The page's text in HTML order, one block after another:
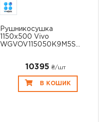
Рушникосушка
1150х500 Vivo
WGVOV115050K9M5SX
10395 ₴/шт
В КОШИК